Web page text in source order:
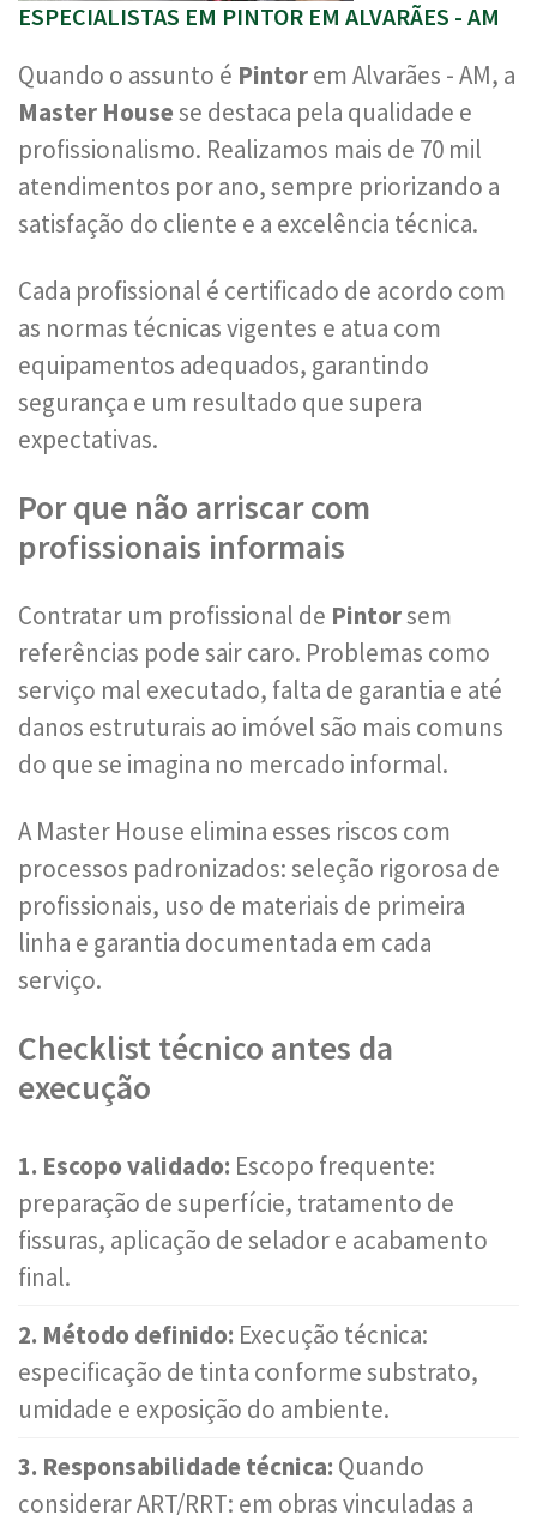
ESPECIALISTAS EM PINTOR EM ALVARÃES - AM
Quando o assunto é Pintorem Alvarães - AM, a
Master Housese destaca pela qualidade e
profissionalismo. Realizamos mais de 70 mil
atendimentos por ano, sempre priorizando a
satisfação do cliente e a excelência técnica.
Cada profissional é certificado de acordo com
as normas técnicas vigentes e atua com
equipamentos adequados, garantindo
segurança e um resultado que supera
expectativas.
Por que não arriscar com
profissionais informais
Contratar um profissional de Pintorsem
referências pode sair caro. Problemas como
serviço mal executado, falta de garantia e até
danos estruturais ao imóvel são mais comuns
do que se imagina no mercado informal.
A Master House elimina esses riscos com
processos padronizados: seleção rigorosa de
profissionais, uso de materiais de primeira
linha e garantia documentada em cada
serviço.
Checklist técnico antes da
execução
1. Escopo validado: Escopo frequente:
preparação de superfície, tratamento de
fissuras, aplicação de selador e acabamento
final.
2. Método definido: Execução técnica:
especificação de tinta conforme substrato,
umidade e exposição do ambiente.
3. Responsabilidade técnica: Quando
considerar ART/RRT: em obras vinculadas a